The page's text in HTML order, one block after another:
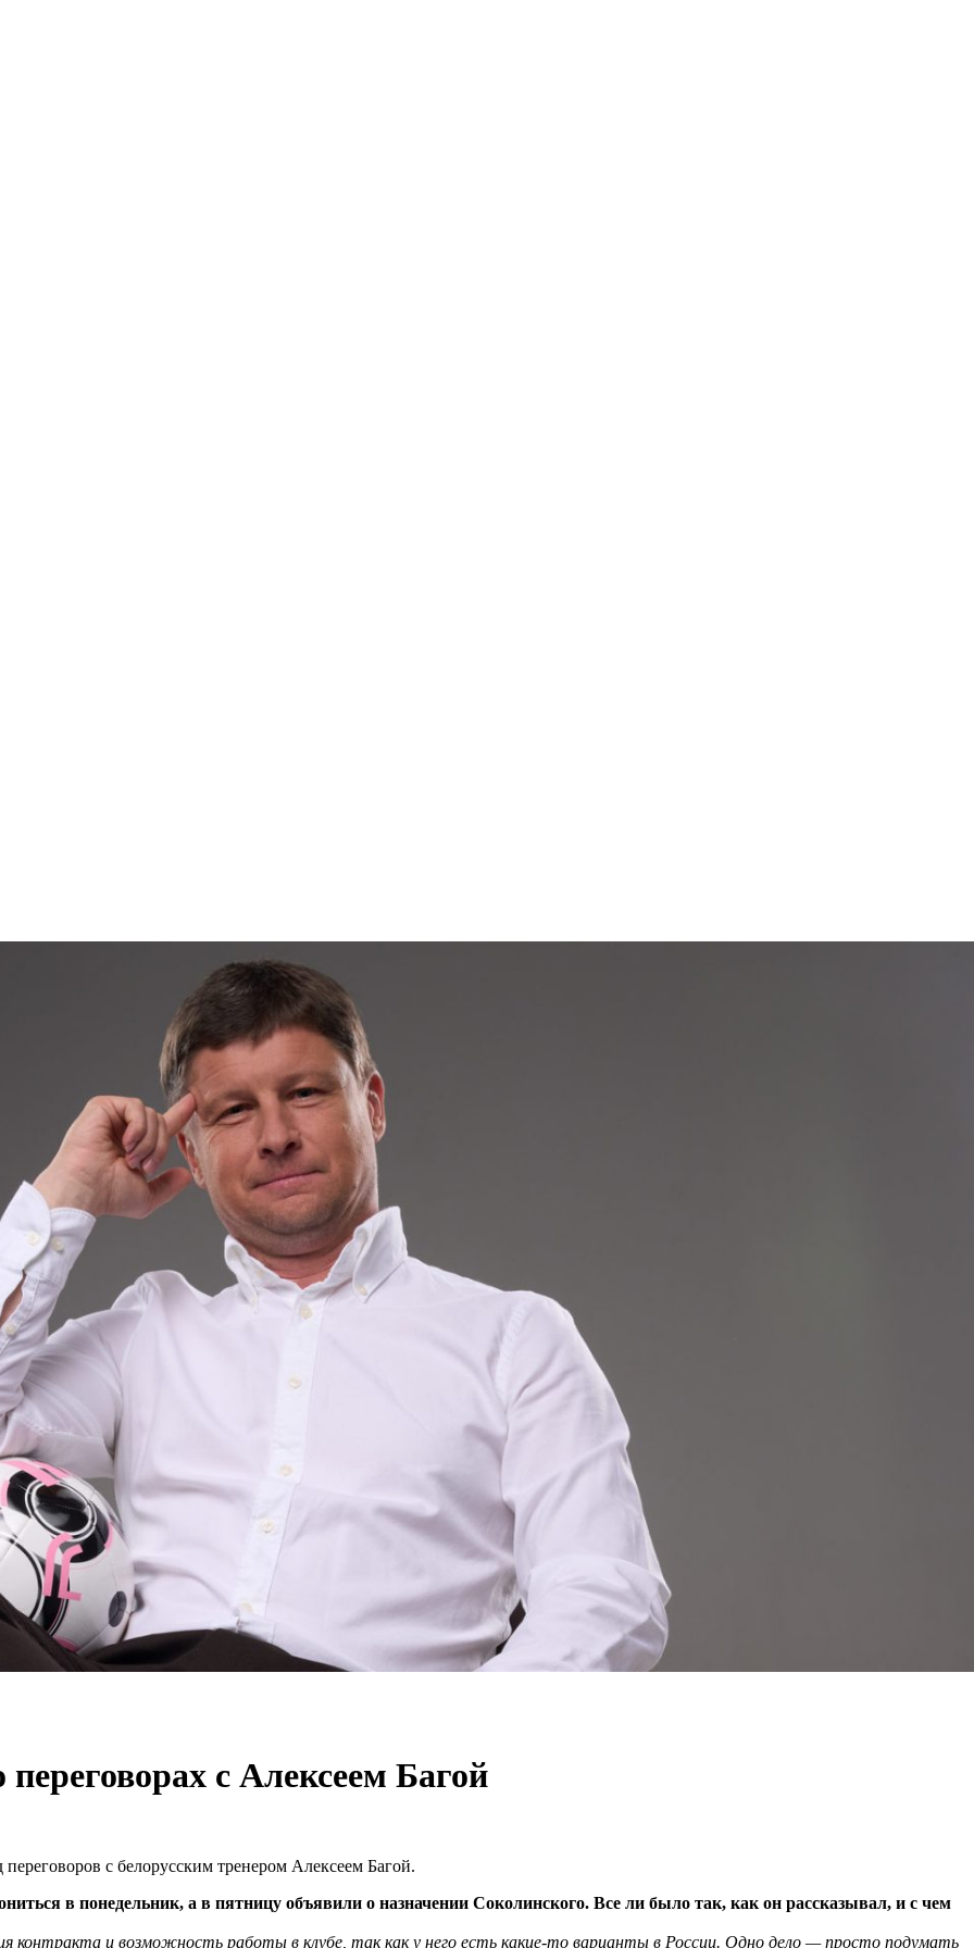
с Алексеем Багой
с белорусским тренером Алексеем Багой.
в понедельник, а в пятницу объявили о назначении Соколинского. Все ли было так, как он рассказывал, и с чем
контракта и возможность работы в клубе, так как у него есть какие-то варианты в России. Одно дело — просто подумать